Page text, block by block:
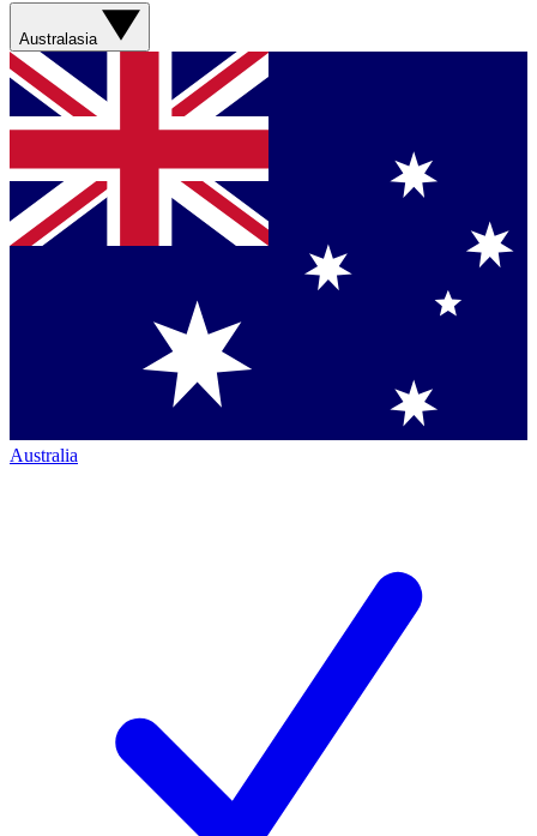
Australasia
Australia